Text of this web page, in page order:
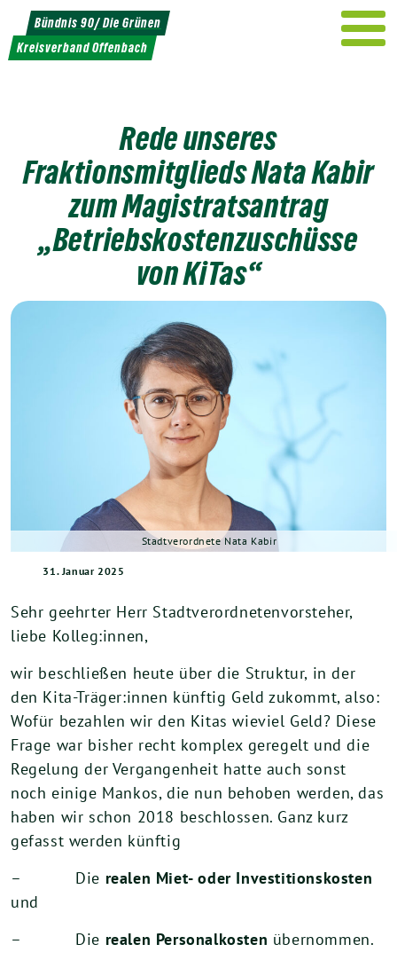
Weiter
zum
Inhalt
Bündnis 90/ Die Grünen
Kreisverband Offenbach
Rede unseres
Fraktionsmitglieds Nata Kabir
zum Magistratsantrag
„Betriebskostenzuschüsse
von KiTas“
Stadtverordnete Nata Kabir
31. Januar 2025
Sehr geehrter Herr Stadtverordnetenvorsteher,
liebe Kolleg:innen,
wir beschließen heute über die Struktur, in der
den Kita-Träger:innen künftig Geld zukommt, also:
Wofür bezahlen wir den Kitas wieviel Geld? Diese
Frage war bisher recht komplex geregelt und die
Regelung der Vergangenheit hatte auch sonst
noch einige Mankos, die nun behoben werden, das
haben wir schon 2018 beschlossen. Ganz kurz
gefasst werden künftig
– Die realen Miet- oder Investitionskosten
und
– Die realen Personalkosten übernommen.